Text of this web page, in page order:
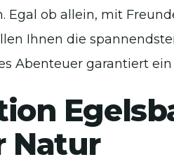
Egal ob allein, mit
Ihnen die
Abenteuer garantiert
Natur